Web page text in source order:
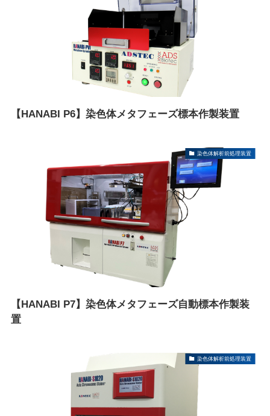
【HANABI P6】染色体メタフェーズ標本作製装置
染色体解析前処理装置
【HANABI P7】染色体メタフェーズ自動標本作製装
置
染色体解析前処理装置